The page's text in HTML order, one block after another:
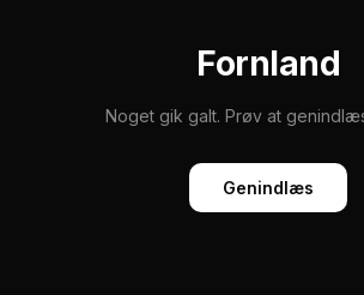
Fornland
Noget gik galt. Prøv at
Genindlæs